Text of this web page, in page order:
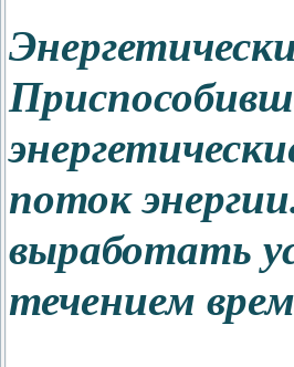
поток
выработать
течением